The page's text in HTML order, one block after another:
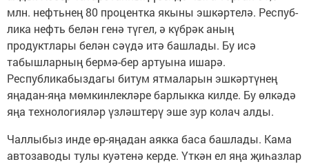
млн. нефтьнең 80 процентка якыны эшкәртелә. Респуб­
лика нефть белән генә түгел, ә күбрәк аның
продуктлары белән сәүдә итә башлады. Бу исә
табышларның бермә-бер артуына ишарә.
Республикабыздагы битум ятмаларын эшкәртүнең
яңадан-яңа мөмкинлекләре барлыкка килде. Бу өлкәдә
яңа технологияләр үзләштерү эше зур колач алды.
Чаллыбыз инде өр-яңадан аякка баса башлады. Кама
автозаводы тулы куәтенә керде. Үткән ел яңа җиһазлар